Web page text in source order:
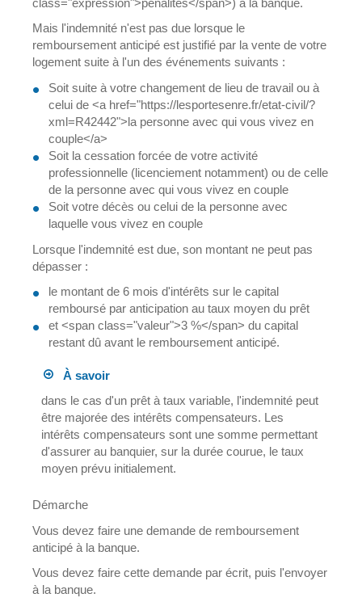
Mais l'indemnité n'est pas due lorsque le
remboursement anticipé est justifié par la vente de votre
logement suite à l'un des événements suivants :
Soit suite à votre changement de lieu de travail ou à
celui de <a href="https://lesportesenre.fr/etat-civil/?
xml=R42442">la personne avec qui vous vivez en
couple</a>
Soit la cessation forcée de votre activité
professionnelle (licenciement notamment) ou de celle
de la personne avec qui vous vivez en couple
Soit votre décès ou celui de la personne avec
laquelle vous vivez en couple
Lorsque l'indemnité est due, son montant ne peut pas
dépasser :
le montant de 6 mois d'intérêts sur le capital
remboursé par anticipation au taux moyen du prêt
et <span class="valeur">3 %</span> du capital
restant dû avant le remboursement anticipé.
À savoir
dans le cas d'un prêt à taux variable, l'indemnité peut
être majorée des intérêts compensateurs. Les
intérêts compensateurs sont une somme permettant
d'assurer au banquier, sur la durée courue, le taux
moyen prévu initialement.
Démarche
Vous devez faire une demande de remboursement
anticipé à la banque.
Vous devez faire cette demande par écrit, puis l'envoyer
à la banque.